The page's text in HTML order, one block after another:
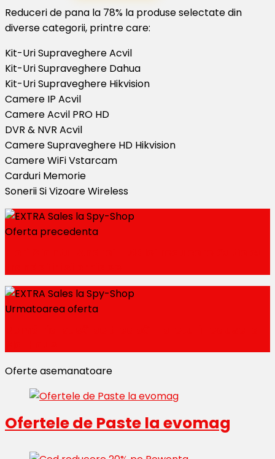
Reduceri de pana la 78% la produse selectate din
diverse categorii, printre care:
Kit-Uri Supraveghere Acvil
Kit-Uri Supraveghere Dahua
Kit-Uri Supraveghere Hikvision
Camere IP Acvil
Camere Acvil PRO HD
DVR & NVR Acvil
Camere Supraveghere HD Hikvision
Camere WiFi Vstarcam
Carduri Memorie
Sonerii Si Vizoare Wireless
Oferta precedenta
Urmatoarea oferta
Oferte asemanatoare
Ofertele de Paste la evomag